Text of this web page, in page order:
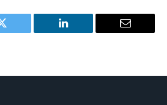
Twitter LinkedIn Email